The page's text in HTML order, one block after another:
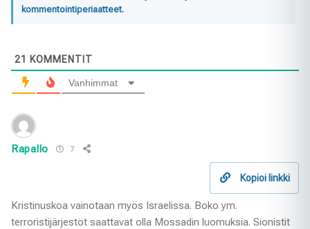
kommentointiperiaatteet.
21 KOMMENTIT
Vanhimmat
Rapallo 7
Kopioi linkki
Kristinuskoa vainotaan myös Israelissa. Boko ym.
terroristijärjestöt saattavat olla Mossadin luomuksia. Sionistit